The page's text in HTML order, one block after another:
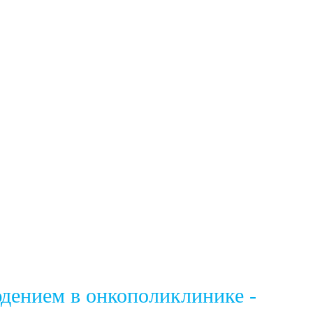
в онкополиклинике -